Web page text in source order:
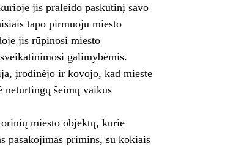
jis praleido paskutinį savo
tapo pirmuoju miesto
jis rūpinosi miesto
galimybėmis.
įrodinėjo ir kovojo, kad mieste
neturtingų šeimų vaikus
miesto objektų, kurie
pasakojimas primins, su kokiais